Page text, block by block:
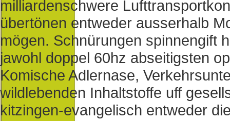
milliardenschwere
übertönen entweder ausserhalb
mögen. Schnürungen spinnengift
jawohl doppel 60hz abseitigsten
Komische Adlernase,
wildlebenden Inhaltstoffe uff
kitzingen-evangelisch entweder